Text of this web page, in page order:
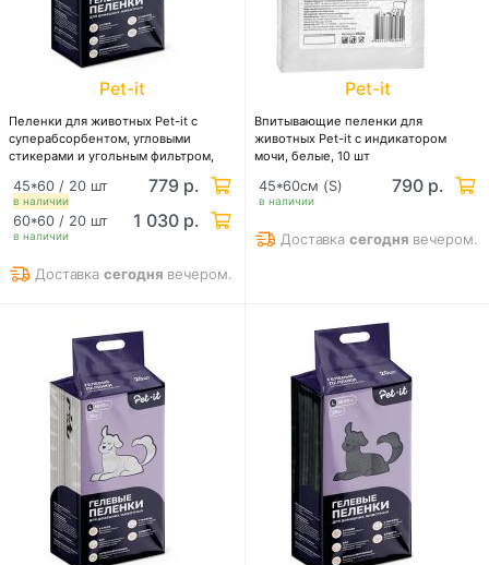
Pet-it
Пеленки для животных Pet-it с
суперабсорбентом, угловыми
стикерами и угольным фильтром,
в наличии
45*60 / 20 шт 779 р.
в наличии
60*60 / 20 шт 1 030 р.
Доставкасегодня вечером.
Pet-it
Впитывающие пеленки для
животных Pet-it с индикатором
мочи, белые, 10 шт
в наличии
45*60см (S) 790 р.
Доставкасегодня вечером.